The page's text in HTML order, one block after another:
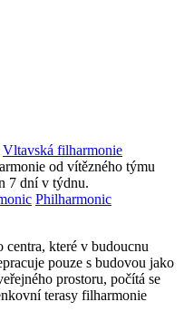
Vltavská filharmonie
od vítězného týmu
7 dní v týdnu.
Philharmonic
které v budoucnu
pouze s budovou jako
prostoru, počítá se
terasy filharmonie